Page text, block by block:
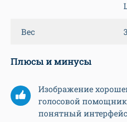
Вес
Плюсы и минусы
Изображение
голосовой
понятный